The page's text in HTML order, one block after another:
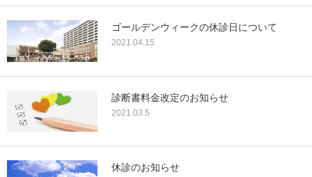
ゴールデンウィークの休診日について
2021.04.15
診断書料金改定のお知らせ
2021.03.5
休診のお知らせ